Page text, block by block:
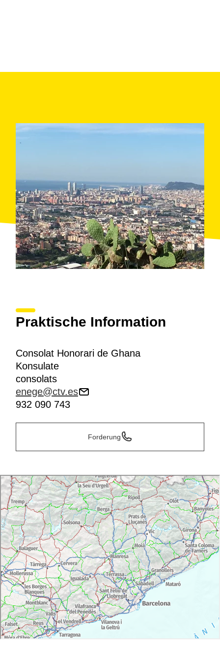
Praktische Information
Consolat Honorari de Ghana
Konsulate
consolats
enege@ctv.es
932 090 743
Forderung